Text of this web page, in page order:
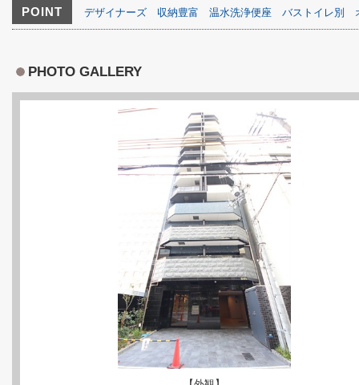
POINT デザイナーズ 収納豊富 温水洗浄便座 バストイレ別
PHOTO GALLERY